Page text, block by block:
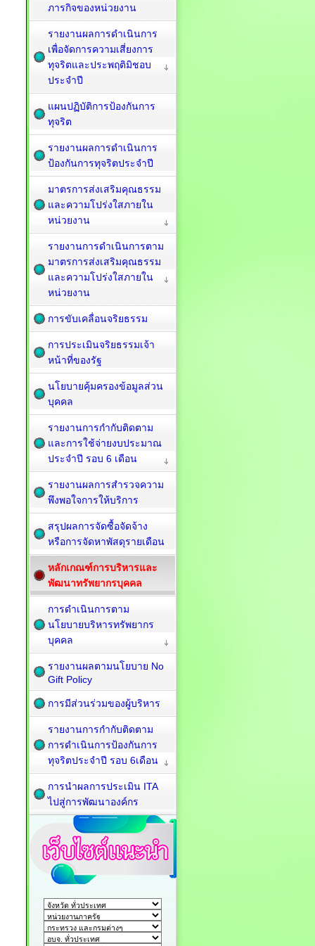
ภารกิจของหน่วยงาน
รายงานผลการดำเนินการ
เพื่อจัดการความเสี่ยงการ
ทุจริตและประพฤติมิชอบ
ประจำปี
แผนปฏิบัติการป้องกันการ
ทุจริต
รายงานผลการดำเนินการ
ป้องกันการทุจริตประจำปี
มาตรการส่งเสริมคุณธรรม
และความโปร่งใสภายใน
หน่วยงาน
รายงานการดำเนินการตาม
มาตรการส่งเสริมคุณธรรม
และความโปร่งใสภายใน
หน่วยงาน
การขับเคลื่อนจริยธรรม
การประเมินจริยธรรมเจ้า
หน้าที่ของรัฐ
นโยบายคุ้มครองข้อมูลส่วน
บุคคล
รายงานการกำกับติดตาม
และการใช้จ่ายงบประมาณ
ประจำปี รอบ 6 เดือน
รายงานผลการสำรวจความ
พึงพอใจการให้บริการ
สรุปผลการจัดซื้อจัดจ้าง
หรือการจัดหาพัสดุรายเดือน
หลักเกณฑ์การบริหารและ
พัฒนาทรัพยากรบุคคล
การดำเนินการตาม
นโยบายบริหารทรัพยากร
บุคคล
รายงานผลตามนโยบาย No
Gift Policy
การมีส่วนร่วมของผู้บริหาร
รายงานการกำกับติดตาม
การดำเนินการป้องกันการ
ทุจริตประจำปี รอบ 6เดือน
การนำผลการประเมิน ITA
ไปสู่การพัฒนาองค์กร